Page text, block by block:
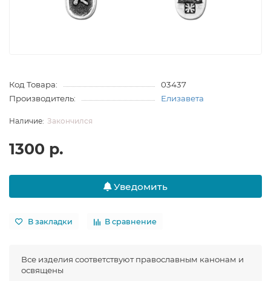
Код Товара:
03437
Производитель:
Елизавета
Закончился
1300 р.
Уведомить
В закладки В сравнение
Все изделия соответствуют православным канонам и
освящены